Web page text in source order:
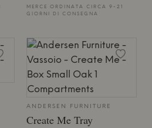
MERCE ORDINATA CIRCA 9-21
GIORNI DI CONSEGNA
ANDERSEN FURNITURE
Create Me Tray